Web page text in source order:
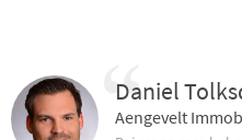
Daniel
Aengevelt